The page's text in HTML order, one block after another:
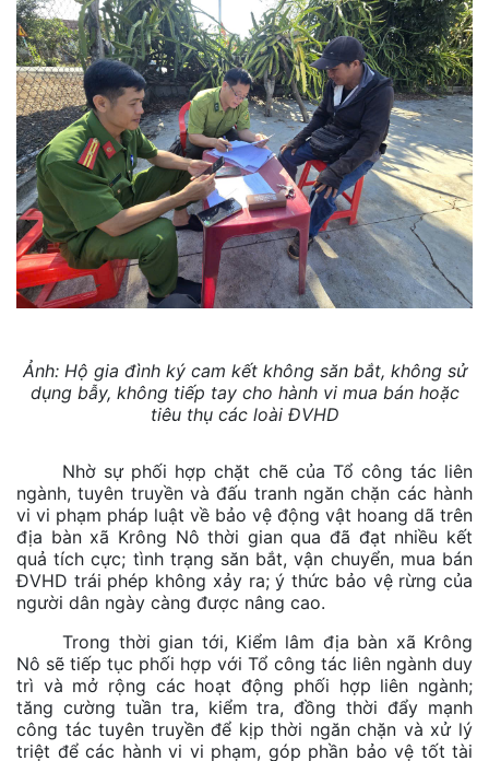
Ảnh: Hộ gia đình ký cam kếtkhông săn bắt, không sử
dụng bẫy, không tiếp tay cho hành vi mua bán hoặc
tiêu thụ các loài ĐVHD
Nhờ sự phối hợp chặt chẽ của Tổ công tác liên
ngành, tuyên truyền và đấu tranh ngăn chặn các hành
vi vi phạm pháp luật về bảo vệ động vật hoang dã trên
địa bàn xã Krông Nô thời gian qua đã đạt nhiều kết
quả tích cực; tình trạng săn bắt, vận chuyển, mua bán
ĐVHD trái phép không xảy ra; ý thức bảo vệ rừng của
người dân ngày càng được nâng cao.
Trong thời gian tới, Kiểm lâm địa bàn xã Krông
Nô sẽ tiếp tục phối hợp với Tổ công tác liên ngành duy
trì và mở rộng các hoạt động phối hợp liên ngành;
tăng cường tuần tra, kiểm tra, đồng thời đẩy mạnh
công tác tuyên truyền để kịp thời ngăn chặn và xử lý
triệt để các hành vi vi phạm, góp phần bảo vệ tốt tài